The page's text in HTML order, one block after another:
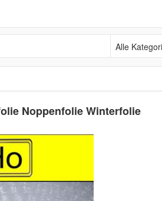
Alle Kategorien
Noppenfolie Winterfolie